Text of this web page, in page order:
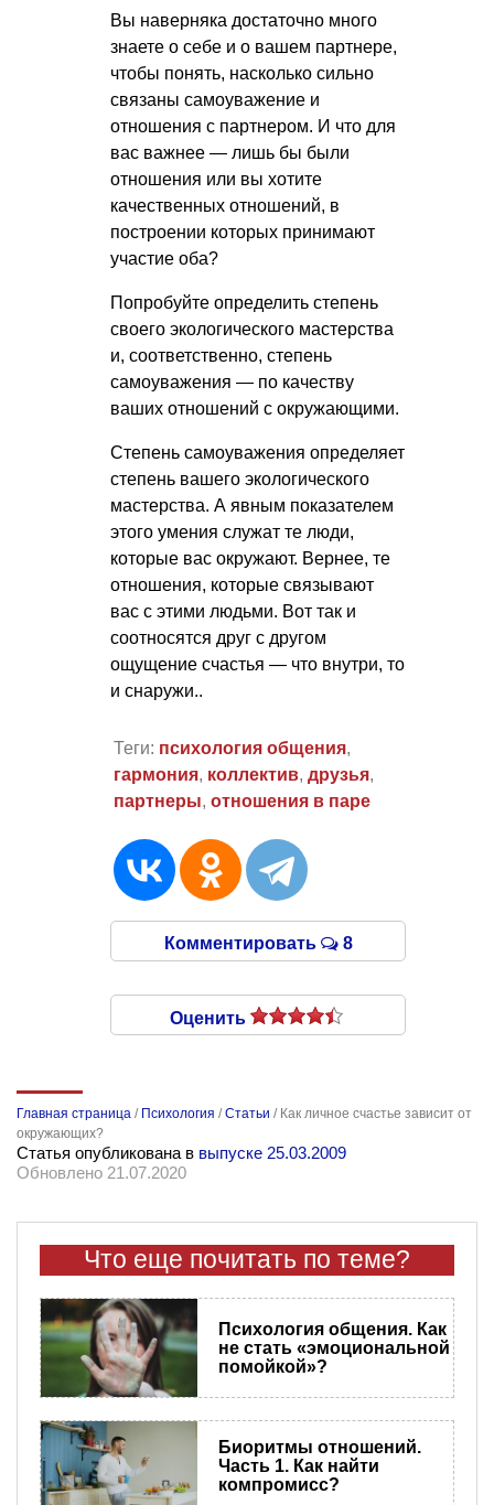
Вы наверняка достаточно много
знаете о себе и о вашем партнере,
чтобы понять, насколько сильно
связаны самоуважение и
отношения с партнером. И что для
вас важнее — лишь бы были
отношения или вы хотите
качественных отношений, в
построении которых принимают
участие оба?
Попробуйте определить степень
своего экологического мастерства
и, соответственно, степень
самоуважения — по качеству
ваших отношений с окружающими.
Степень самоуважения определяет
степень вашего экологического
мастерства. А явным показателем
этого умения служат те люди,
которые вас окружают. Вернее, те
отношения, которые связывают
вас с этими людьми. Вот так и
соотносятся друг с другом
ощущение счастья — что внутри, то
и снаружи..
Теги: психология общения,
гармония, коллектив, друзья,
партнеры, отношения в паре
Комментировать 8
Оценить
Главная страница / Психология /Статьи / Как личное счастье зависит от
окружающих?
Статья опубликована в выпуске 25.03.2009
Обновлено 21.07.2020
Что еще почитать по теме?
Психология общения. Как
не стать «эмоциональной
помойкой»?
Биоритмы отношений.
Часть 1. Как найти
компромисс?